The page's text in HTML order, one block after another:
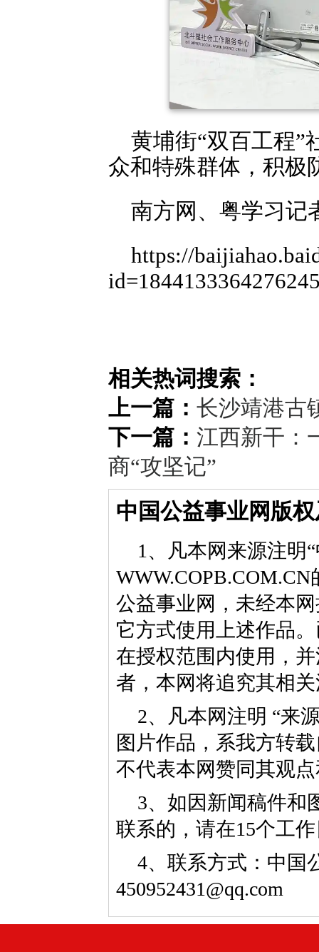
黄埔街“双百工程”
众和特殊群体，积极
南方网、粤学习记
https://
相关热词搜索：
上一篇： 长沙靖港古
下一篇： 江西新干：
商“攻坚记”
中国公益事业网版
1、凡本网来源注明
公益事业网，未经本
它方式使用上述作品
在授权范围内使用，
者，本网将追究其相
2、凡本网注明 “来
图片作品，系我方转
不代表本网赞同其观
3、如因新闻稿件和
联系的，请在15个工
4、联系方式：中国
450952431@qq.com